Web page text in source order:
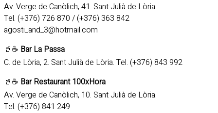
Av. Verge de Canòlich, 41. Sant Julià de Lòria.
Tel. (+376) 726 870 / (+376) 363 842
agosti_and_3@hotmail.com
🥤☕ Bar La Passa
C. de Lòria, 2. Sant Julià de Lòria. Tel. (+376) 843 992
🥤☕ Bar Restaurant 100xHora
Av. Verge de Canòlich, 10. Sant Julià de Lòria.
Tel. (+376) 841 249